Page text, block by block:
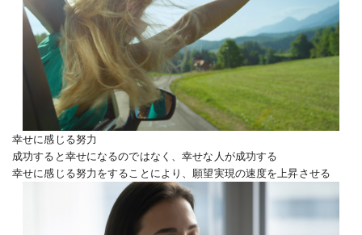
幸せに感じる努力
成功すると幸せになるのではなく、幸せな人が成功する
幸せに感じる努力をすることにより、願望実現の速度を上昇させる